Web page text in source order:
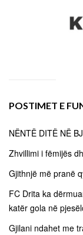
POSTIMET E
NËNTË DITË NË
Zhvillimi i fëmijës
Gjithnjë më pranë
FC Drita ka
katër gola në
Gjilani ndahet me